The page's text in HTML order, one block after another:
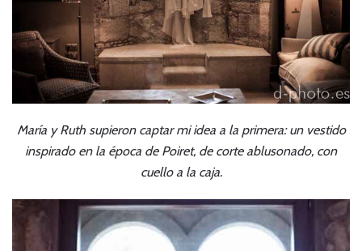
María y Ruth supieron captar mi idea a la primera: un vestido
inspirado en la época de Poiret, de corte ablusonado, con
cuello a la caja.